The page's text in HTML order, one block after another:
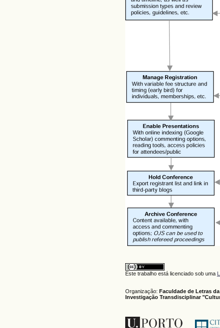
Este trabalho está licenciado sob uma
Organização: Faculdade de Letras
Investigação Transdisciplinar